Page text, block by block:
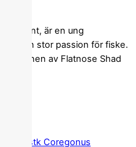
Galant, är en ung
en stor passion för fiske.
versionen av Flatnose Shad